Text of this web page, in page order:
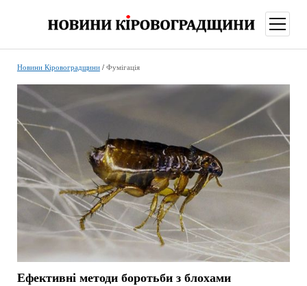
меню
Новини Кіровоградщини/ Фумігація
Ефективні методи боротьби з блохами